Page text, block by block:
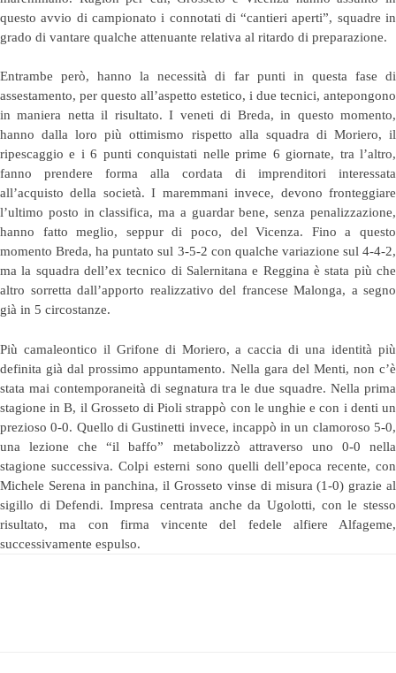
questo avvio di campionato i connotati di “cantieri aperti”, squadre in
grado di vantare qualche attenuante relativa al ritardo di preparazione.
Entrambe però, hanno la necessità di far punti in questa fase di
assestamento, per questo all’aspetto estetico, i due tecnici, antepongono
in maniera netta il risultato. I veneti di Breda, in questo momento,
hanno dalla loro più ottimismo rispetto alla squadra di Moriero, il
ripescaggio e i 6 punti conquistati nelle prime 6 giornate, tra l’altro,
fanno prendere forma alla cordata di imprenditori interessata
all’acquisto della società. I maremmani invece, devono fronteggiare
l’ultimo posto in classifica, ma a guardar bene, senza penalizzazione,
hanno fatto meglio, seppur di poco, del Vicenza. Fino a questo
momento Breda, ha puntato sul 3-5-2 con qualche variazione sul 4-4-2,
ma la squadra dell’ex tecnico di Salernitana e Reggina è stata più che
altro sorretta dall’apporto realizzativo del francese Malonga, a segno
già in 5 circostanze.
Più camaleontico il Grifone di Moriero, a caccia di una identità più
definita già dal prossimo appuntamento. Nella gara del Menti, non c’è
stata mai contemporaneità di segnatura tra le due squadre. Nella prima
stagione in B, il Grosseto di Pioli strappò con le unghie e con i denti un
prezioso 0-0. Quello di Gustinetti invece, incappò in un clamoroso 5-0,
una lezione che “il baffo” metabolizzò attraverso uno 0-0 nella
stagione successiva. Colpi esterni sono quelli dell’epoca recente, con
Michele Serena in panchina, il Grosseto vinse di misura (1-0) grazie al
sigillo di Defendi. Impresa centrata anche da Ugolotti, con le stesso
risultato, ma con firma vincente del fedele alfiere Alfageme,
successivamente espulso.